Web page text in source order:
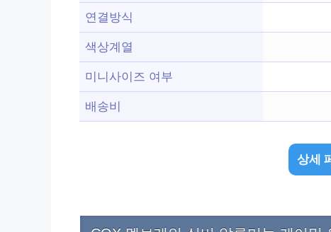
연결방식
색상계열
미니사이즈 여부
배송비
상세